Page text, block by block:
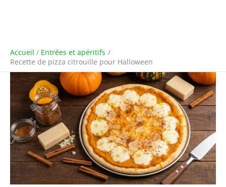
Accueil
Entrées et apéritifs
Recette de pizza citrouille pour Halloween